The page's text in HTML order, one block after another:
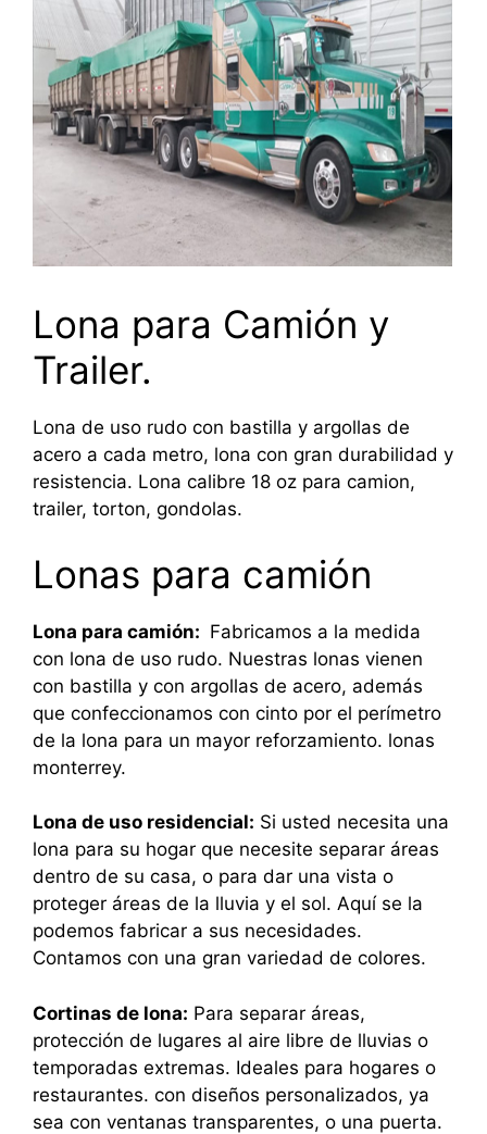
Lona para Camión y
Trailer.
Lona de uso rudo con bastilla y argollas de
acero a cada metro, lona con gran durabilidad y
resistencia. Lona calibre 18 oz para camion,
trailer, torton, gondolas.
Lonas para camión
Lona para camión: Fabricamos a la medida
con lona de uso rudo. Nuestras lonas vienen
con bastilla y con argollas de acero, además
que confeccionamos con cinto por el perímetro
de la lona para un mayor reforzamiento. lonas
monterrey.
Lona de uso residencial: Si usted necesita una
lona para su hogar que necesite separar áreas
dentro de su casa, o para dar una vista o
proteger áreas de la lluvia y el sol. Aquí se la
podemos fabricar a sus necesidades.
Contamos con una gran variedad de colores.
Cortinas de lona: Para separar áreas,
protección de lugares al aire libre de lluvias o
temporadas extremas. Ideales para hogares o
restaurantes. con diseños personalizados, ya
sea con ventanas transparentes, o una puerta.